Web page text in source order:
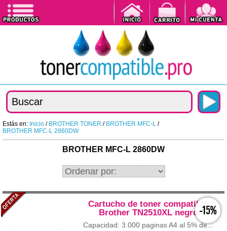
Estás en: Inicio / BROTHER TONER / BROTHER MFC-L /
BROTHER MFC-L 2860DW
BROTHER MFC-L 2860DW
-15%
Cartucho de toner compatible
Brother TN2510XL negro
Capacidad: 3.000 paginas A4 al 5% de...